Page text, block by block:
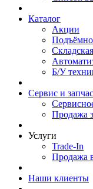
Каталог
Акции
Б/У
Сервис и
Продажа
Услуги
Trade-In
Продажа
Наши клиенты